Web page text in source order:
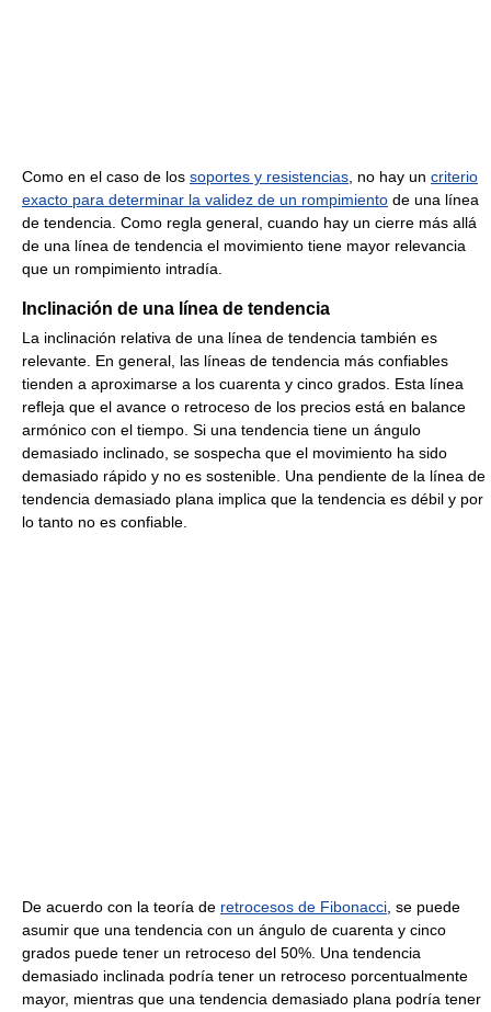
Como en el caso de los soportes y resistencias , no hay un criterio
exacto para determinar la validez de un rompimiento de una línea
de tendencia. Como regla general, cuando hay un cierre más allá
de una línea de tendencia el movimiento tiene mayor relevancia
que un rompimiento intradía.
Inclinación de una línea de tendencia
La inclinación relativa de una línea de tendencia también es
relevante. En general, las líneas de tendencia más confiables
tienden a aproximarse a los cuarenta y cinco grados. Esta línea
refleja que el avance o retroceso de los precios está en balance
armónico con el tiempo. Si una tendencia tiene un ángulo
demasiado inclinado, se sospecha que el movimiento ha sido
demasiado rápido y no es sostenible. Una pendiente de la línea de
tendencia demasiado plana implica que la tendencia es débil y por
lo tanto no es confiable.
De acuerdo con la teoría de retrocesos de Fibonacci , se puede
asumir que una tendencia con un ángulo de cuarenta y cinco
grados puede tener un retroceso del 50%. Una tendencia
demasiado inclinada podría tener un retroceso porcentualmente
mayor, mientras que una tendencia demasiado plana podría tener